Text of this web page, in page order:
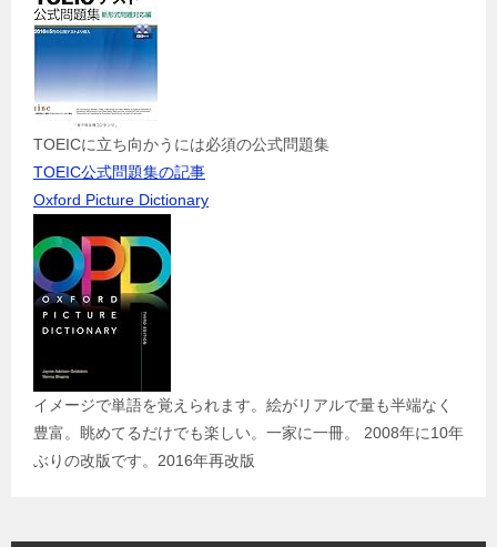
TOEICに立ち向かうには必須の公式問題集
TOEIC公式問題集の記事
Oxford Picture Dictionary
イメージで単語を覚えられます。絵がリアルで量も半端なく
豊富。眺めてるだけでも楽しい。一家に一冊。 2008年に10年
ぶりの改版です。2016年再改版